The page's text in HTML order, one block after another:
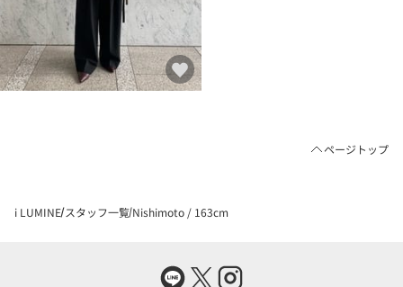
ページトップ
i LUMINE スタッフ一覧 Nishimoto / 163cm